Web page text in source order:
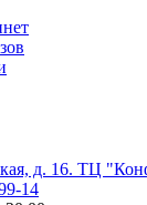
д. 16. ТЦ
14